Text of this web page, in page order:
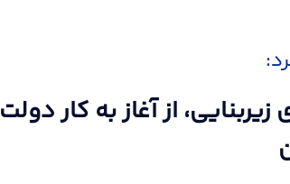
از آغاز به کار دولت